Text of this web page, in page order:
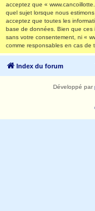
acceptez que «
quel sujet lorsque nous
acceptez que toutes les
base de données. Bien que ces
sans votre consentement, ni «
comme responsables en cas de
Index du forum
Développé par